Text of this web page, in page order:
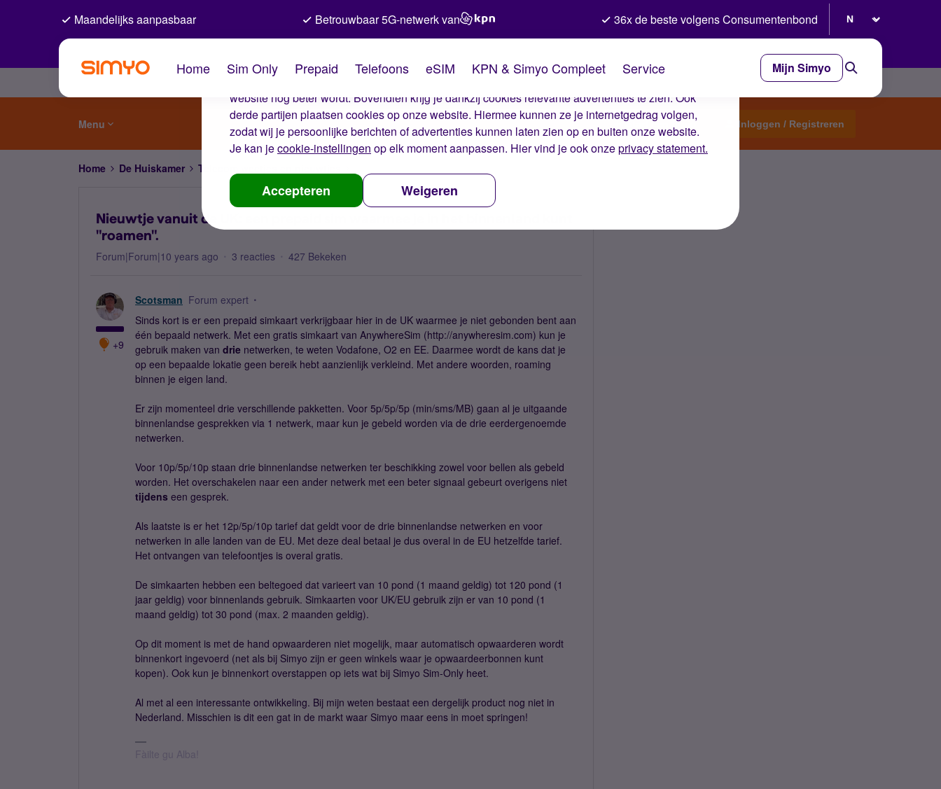
De cookies van Simyo
Wij gebruiken cookies op onze website. Met deze cookies zorgen wij ervoor dat je ervaring op de
website nog beter wordt. Bovendien krijg je dankzij cookies relevante advertenties te zien. Ook
derde partijen plaatsen cookies op onze website. Hiermee kunnen ze je internetgedrag volgen,
zodat wij je persoonlijke berichten of advertenties kunnen laten zien op en buiten onze website.
Je kan jecookie-instellingen op elk moment aanpassen. Hier vind je ook onzeprivacy statement.
Accepteren Weigeren
Maandelijks aanpasbaar Betrouwbaar 5G-netwerk van 36x de beste volgens Consumentenbond
Home Sim Only Prepaid Telefoons eSIM KPN & Simyo Compleet Service Mijn Simyo
Menu Start een topic Inloggen / Registreren
Home De Huiskamer Telecom weetjes en nieuwtjes
Nieuwtje vanuit de UK: een prepaid sim waarmee je in het binnenland kunt
"roamen".
Forum|Forum|10 years ago 3 reacties 427 Bekeken
+9
Scotsman Forum expert
Sinds kort is er een prepaid simkaart verkrijgbaar hier in de UK waarmee je niet gebonden bent aan
één bepaald netwerk. Met een gratis simkaart van AnywhereSim (http://anywheresim.com) kun je
gebruik maken van drie netwerken, te weten Vodafone, O2 en EE. Daarmee wordt de kans dat je
op een bepaalde lokatie geen bereik hebt aanzienlijk verkleind. Met andere woorden, roaming
binnen je eigen land.
Er zijn momenteel drie verschillende pakketten. Voor 5p/5p/5p (min/sms/MB) gaan al je uitgaande
binnenlandse gesprekken via 1 netwerk, maar kun je gebeld worden via de drie eerdergenoemde
netwerken.
Voor 10p/5p/10p staan drie binnenlandse netwerken ter beschikking zowel voor bellen als gebeld
worden. Het overschakelen naar een ander netwerk met een beter signaal gebeurt overigens niet
tijdens een gesprek.
Als laatste is er het 12p/5p/10p tarief dat geldt voor de drie binnenlandse netwerken en voor
netwerken in alle landen van de EU. Met deze deal betaal je dus overal in de EU hetzelfde tarief.
Het ontvangen van telefoontjes is overal gratis.
De simkaarten hebben een beltegoed dat varieert van 10 pond (1 maand geldig) tot 120 pond (1
jaar geldig) voor binnenlands gebruik. Simkaarten voor UK/EU gebruik zijn er van 10 pond (1
maand geldig) tot 30 pond (max. 2 maanden geldig).
Op dit moment is met de hand opwaarderen niet mogelijk, maar automatisch opwaarderen wordt
binnenkort ingevoerd (net als bij Simyo zijn er geen winkels waar je opwaardeerbonnen kunt
kopen). Ook kun je binnenkort overstappen op iets wat bij Simyo Sim-Only heet.
Al met al een interessante ontwikkeling. Bij mijn weten bestaat een dergelijk product nog niet in
Nederland. Misschien is dit een gat in de markt waar Simyo maar eens in moet springen!
Fàilte gu Alba!